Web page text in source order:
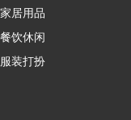
家居用品
餐饮休闲
服装打扮